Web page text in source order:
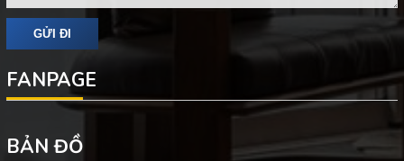
FANPAGE
BẢN ĐỒ